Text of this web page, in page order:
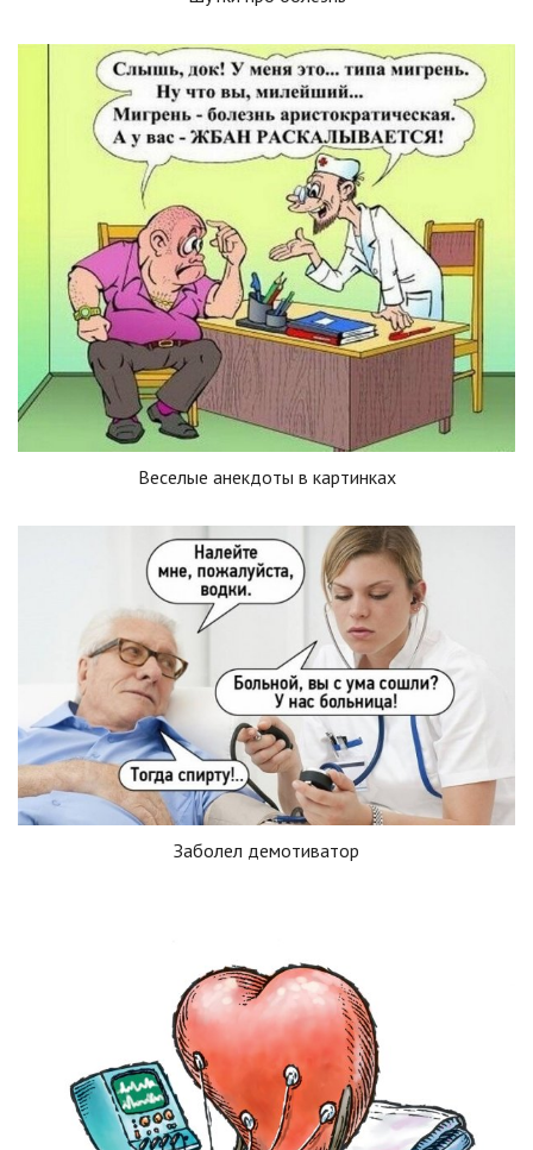
Веселые анекдоты в картинках
Заболел демотиватор